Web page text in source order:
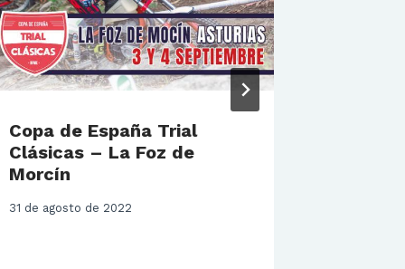
Copa de España Trial
Clásicas – La Foz de
Morcín
31 de agosto de 2022